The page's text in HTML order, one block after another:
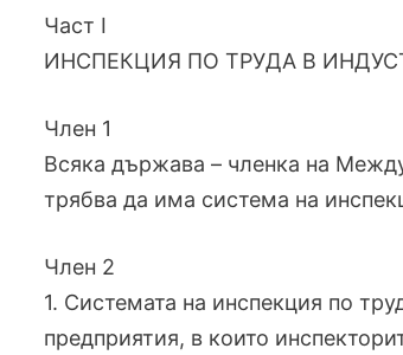
Част I
ИНСПЕКЦИЯ ПО ТРУДА В
Член 1
Всяка държава – членка на
трябва да има система на
Член 2
1. Системата на инспекция по
предприятия, в които